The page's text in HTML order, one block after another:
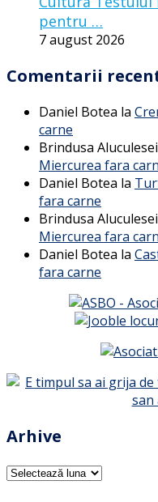
pentru …
7 august 2026
Comentarii
Daniel Botea la
carne
Brindusa Aluculesei
Miercurea fara
Daniel Botea la
fara carne
Brindusa Aluculesei
Miercurea fara
Daniel Botea la
fara carne
Arhive
Arhive